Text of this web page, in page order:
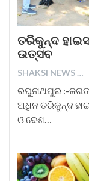
ତରିକୁନ୍ଦ
ଉତ୍ସବ
SHAKSI NEWS
ରଘୁନାଥପୁର :-
ଅଧିନ ତରିକୁନ୍ଦ
ଓ ଦେଶ…